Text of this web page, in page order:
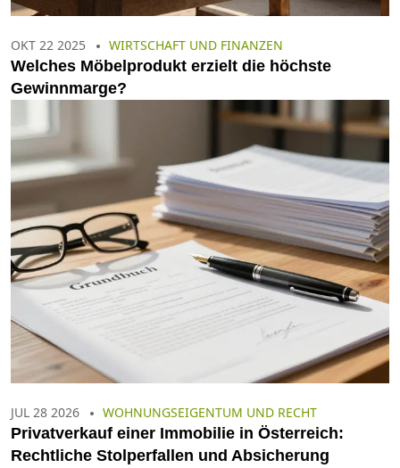
OKT 22 2025 WIRTSCHAFT UND FINANZEN
Welches Möbelprodukt erzielt die höchste
Gewinnmarge?
JUL 28 2026 WOHNUNGSEIGENTUM UND RECHT
Privatverkauf einer Immobilie in Österreich:
Rechtliche Stolperfallen und Absicherung